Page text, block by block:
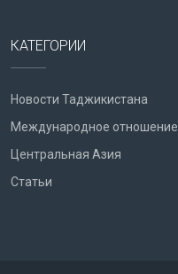
КАТЕГОРИИ
Новости Таджикистана
Международное отношение
Центральная Азия
Статьи